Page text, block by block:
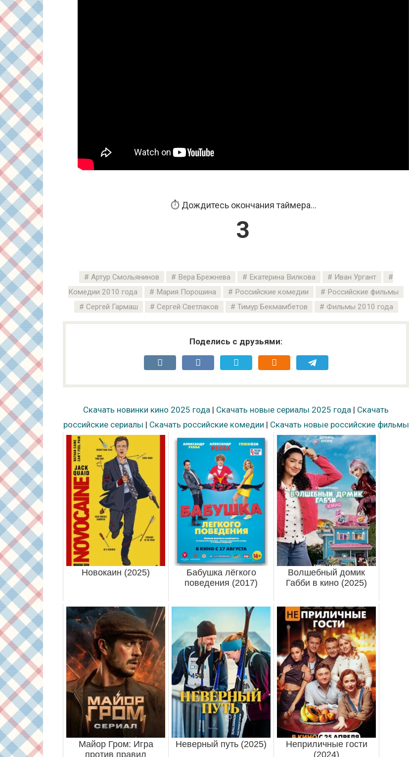
⏱️ Дождитесь окончания таймера...
2
Артур Смольянинов Вера Брежнева Екатерина Вилкова
Иван Ургант
Комедии 2010 года
Мария Порошина Российские комедии
Российские фильмы
Сергей Гармаш
Сергей Светлаков Тимур Бекмамбетов Фильмы 2010 года
Поделись с друзьями:
Скачать новинки кино 2025 года | Скачать новые сериалы 2025 года | Скачать
российские сериалы | Скачать российские комедии | Скачать новые российские фильмы
Новокаин (2025)
Бабушка лёгкого
поведения (2017)
Волшебный домик
Габби в кино (2025)
Майор Гром: Игра
против правил
Неверный путь (2025)
Неприличные гости
(2024)